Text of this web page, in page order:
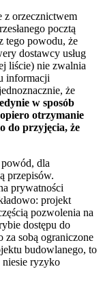
z orzecznictwem
pocztą
tego powodu, że
dostawcy usług
liście) nie zwalnia
informacji
że
w sposób
otrzymanie
do przyjęcia, że
dla
przepisów.
prywatności
projekt
pozwolenia na
dostępu do
sobą ograniczone
budowlanego, to
niesie ryzyko